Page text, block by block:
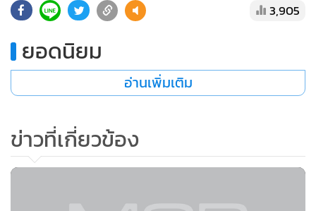
3,905
ยอดนิยม
อ่านเพิ่มเติม
ข่าวที่เกี่ยวข้อง